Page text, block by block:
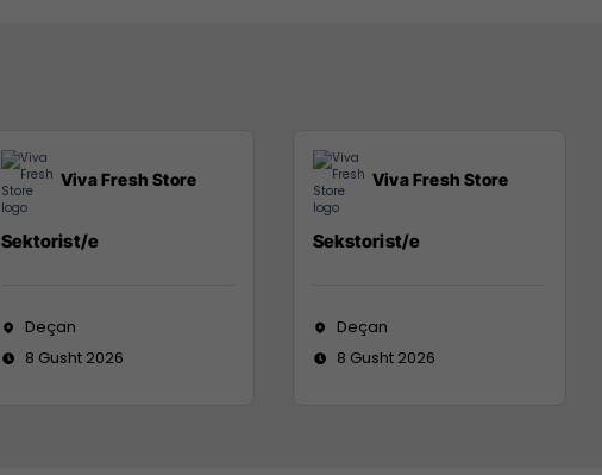
Viva Fresh Store
Sektorist/e
Deçan
8 Gusht 2026
Viva Fresh Store
Sekstorist/e
Deçan
8 Gusht 2026